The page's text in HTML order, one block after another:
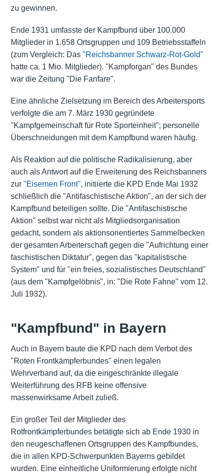
zu gewinnen.
Ende 1931 umfasste der Kampfbund über 100.000
Mitglieder in 1.658 Ortsgruppen und 109 Betriebsstaffeln
(zum Vergleich: Das "Reichsbanner Schwarz-Rot-Gold"
hatte ca. 1 Mio. Mitglieder). "Kampforgan" des Bundes
war die Zeitung "Die Fanfare".
Eine ähnliche Zielsetzung im Bereich des Arbeitersports
verfolgte die am 7. März 1930 gegründete
"Kampfgemeinschaft für Rote Sporteinheit"; personelle
Überschneidungen mit dem Kampfbund waren häufig.
Als Reaktion auf die politische Radikalisierung, aber
auch als Antwort auf die Erweiterung des Reichsbanners
zur "Eisernen Front", initiierte die KPD Ende Mai 1932
schließlich die "Antifaschistische Aktion", an der sich der
Kampfbund beteiligen sollte. Die "Antifaschistische
Aktion" selbst war nicht als Mitgliedsorganisation
gedacht, sondern als aktionsorientiertes Sammelbecken
der gesamten Arbeiterschaft gegen die "Aufrichtung einer
faschistischen Diktatur", gegen das "kapitalistische
System" und für "ein freies, sozialistisches Deutschland"
(aus dem "Kampfgelöbnis", in: "Die Rote Fahne" vom 12.
Juli 1932).
"Kampfbund" in Bayern
Auch in Bayern baute die KPD nach dem Verbot des
"Roten Frontkämpferbundes" einen legalen
Wehrverband auf, da die eingeschränkte illegale
Weiterführung des RFB keine offensive
massenwirksame Arbeit zuließ.
Ein großer Teil der Mitglieder des
Rotfrontkämpferbundes betätigte sich ab Ende 1930 in
den neugeschaffenen Ortsgruppen des Kampfbundes,
die in allen KPD-Schwerpunkten Bayerns gebildet
wurden. Eine einheitliche Uniformierung erfolgte nicht